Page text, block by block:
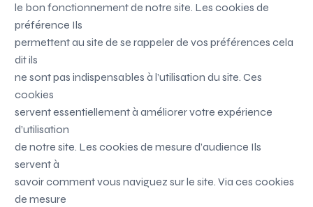
le bon fonctionnement de notre site. Les cookies de
préférence Ils
permettent au site de se rappeler de vos préférences cela
dit ils
ne sont pas indispensables à l’utilisation du site. Ces
cookies
servent essentiellement à améliorer votre expérience
d’utilisation
de notre site. Les cookies de mesure d’audience Ils
servent à
savoir comment vous naviguez sur le site. Via ces cookies
de mesure